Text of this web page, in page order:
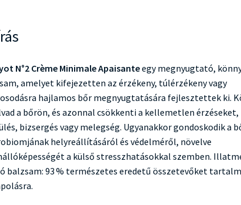
N°2 Crème Minimale Apaisanteegy megnyugtató,
amelyet kifejezetten az érzékeny, túlérzékeny vagy
hajlamos bőr megnyugtatására fejlesztettek ki.
a bőrön, és azonnal csökkenti a kellemetlen
bizsergés vagy melegség. Ugyanakkor gondoskodik a
helyreállításáról és védelméről, növelve
a külső stresszhatásokkal szemben.
balzsam: 93 % természetes eredetű összetevőket